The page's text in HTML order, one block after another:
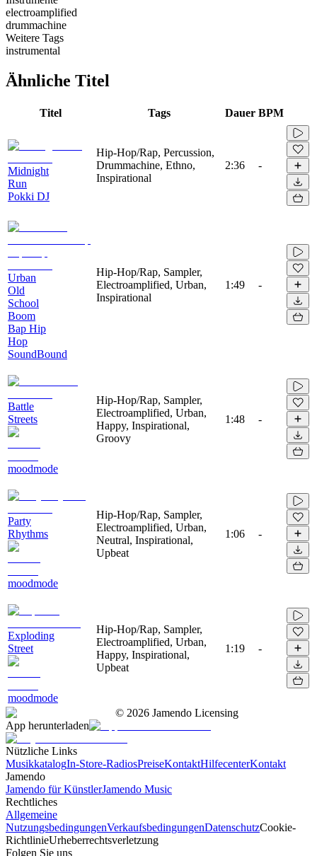
electroamplified
drummachine
Weitere Tags
instrumental
Ähnliche Titel
Titel Tags Dauer BPM
Midnight
Run
Pokki DJ
Hip-Hop/Rap, Percussion,
Drummachine, Ethno,
Inspirational
2:36 -
Urban
Old
School
Boom
Bap Hip
Hop
SoundBound
Hip-Hop/Rap, Sampler,
Electroamplified, Urban,
Inspirational
1:49 -
Battle
Streets
moodmode
Hip-Hop/Rap, Sampler,
Electroamplified, Urban,
Happy, Inspirational,
Groovy
1:48 -
Party
Rhythms
moodmode
Hip-Hop/Rap, Sampler,
Electroamplified, Urban,
Neutral, Inspirational,
Upbeat
1:06 -
Exploding
Street
moodmode
Hip-Hop/Rap, Sampler,
Electroamplified, Urban,
Happy, Inspirational,
Upbeat
1:19 -
© 2026 Jamendo Licensing
App herunterladen
Nützliche Links
MusikkatalogIn-Store-RadiosPreiseKontaktHilfecenterKontakt
Jamendo
Jamendo für KünstlerJamendo Music
Rechtliches
Allgemeine
NutzungsbedingungenVerkaufsbedingungenDatenschutzCookie-
RichtlinieUrheberrechtsverletzung
Folgen Sie uns